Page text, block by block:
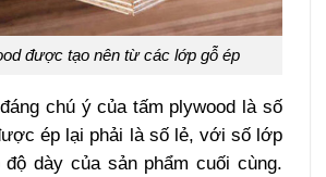
được tạo nên từ các lớp gỗ ép
chú ý của tấm plywood là số
ép lại phải là số lẻ, với số lớp
độ dày của sản phẩm cuối cùng.